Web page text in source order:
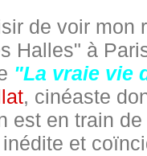
de voir mon
Halles" à
"La vraie vie
, cinéaste
est en train
et